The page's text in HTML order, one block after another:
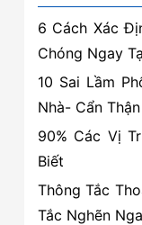
tiêu
chuẩn
là
bao
nhiêu?
6 Cách Xác
Chóng Ngay
10 Sai Lầm
Nhà- Cẩn
90% Các Vị
Biết
Thông Tắc
Tắc Nghẽn